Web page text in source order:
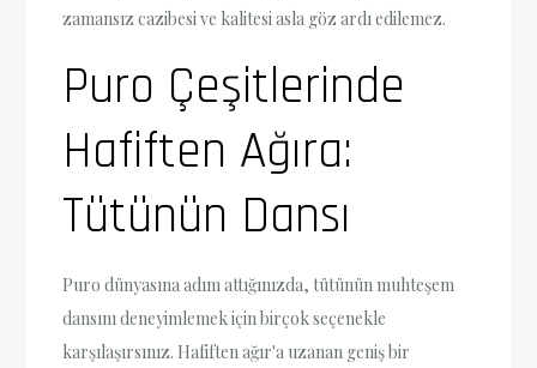
zamansız cazibesi ve kalitesi asla göz ardı edilemez.
Puro Çeşitlerinde
Hafiften Ağıra:
Tütünün Dansı
Puro dünyasına adım attığınızda, tütünün muhteşem
dansını deneyimlemek için birçok seçenekle
karşılaşırsınız. Hafiften ağır'a uzanan geniş bir